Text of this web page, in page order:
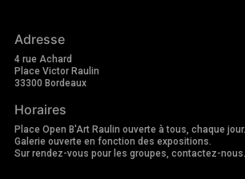
Adresse
4 rue Achard
Place Victor Raulin
33300 Bordeaux
Horaires
Place Open B'Art Raulin ouverte à tous, chaque jour.
Galerie ouverte en fonction des expositions.
Sur rendez-vous pour les groupes, contactez-nous.